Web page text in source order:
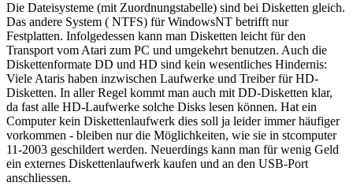
Die Dateisysteme (mit Zuordnungstabelle) sind bei Disketten gleich.
Das andere System ( NTFS) für WindowsNT betrifft nur
Festplatten. Infolgedessen kann man Disketten leicht für den
Transport vom Atari zum PC und umgekehrt benutzen. Auch die
Diskettenformate DD und HD sind kein wesentliches Hindernis:
Viele Ataris haben inzwischen Laufwerke und Treiber für HD-
Disketten. In aller Regel kommt man auch mit DD-Disketten klar,
da fast alle HD-Laufwerke solche Disks lesen können. Hat ein
Computer kein Diskettenlaufwerk dies soll ja leider immer häufiger
vorkommen - bleiben nur die Möglichkeiten, wie sie in stcomputer
11-2003 geschildert werden. Neuerdings kann man für wenig Geld
ein externes Diskettenlaufwerk kaufen und an den USB-Port
anschliessen.